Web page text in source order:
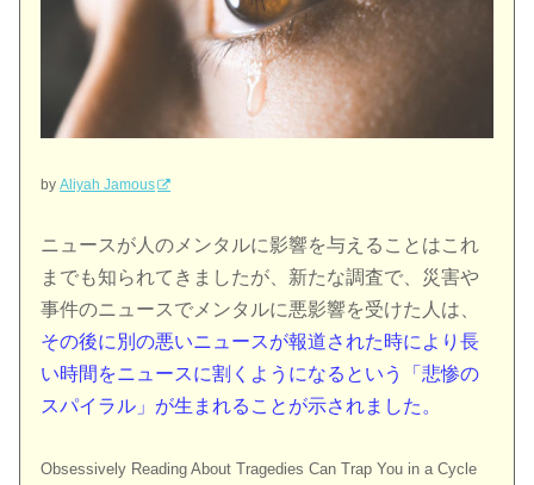
byAliyah Jamous
ニュースが人のメンタルに影響を与えることはこれ
までも知られてきましたが、新たな調査で、災害や
事件のニュースでメンタルに悪影響を受けた人は、
その後に別の悪いニュースが報道された時により長
い時間をニュースに割くようになるという「悲惨の
スパイラル」が生まれることが示されました。
Obsessively Reading About Tragedies Can Trap You in a Cycle